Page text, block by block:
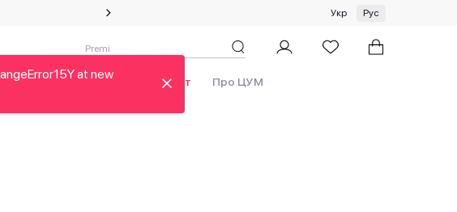
Специальное предложение на одежду и платки ЦУМ by GUNIA
Укр Рус
Красота Бренды Аутлет Про ЦУМ
at new